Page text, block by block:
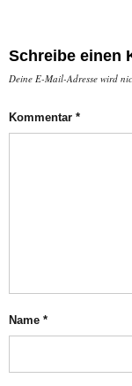
Schreibe einen
Deine E-Mail-Adresse wird
Kommentar *
Name *